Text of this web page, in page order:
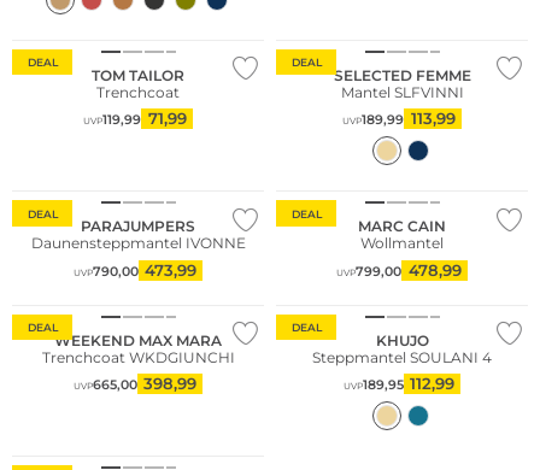
DEAL
Große Größen
TOM TAILOR
Trenchcoat
UVP119,99 71,99
DEAL
SELECTED FEMME
Mantel SLFVINNI
UVP189,99 113,99
DEAL
PARAJUMPERS
Daunensteppmantel IVONNE
UVP790,00 473,99
DEAL
MARC CAIN
Wollmantel
UVP799,00 478,99
DEAL
WEEKEND MAX MARA
Trenchcoat WKDGIUNCHI
UVP665,00 398,99
DEAL
KHUJO
Steppmantel SOULANI 4
UVP189,95 112,99